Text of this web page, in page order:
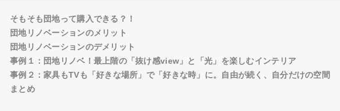
そもそも団地って購入できる？！
団地リノベーションのメリット
団地リノベーションのデメリット
事例１：団地リノベ！最上階の「抜け感view」と「光」を楽しむインテリア
事例２：家具もTVも「好きな場所」で「好きな時」に。自由が続く、自分だけの空間
まとめ